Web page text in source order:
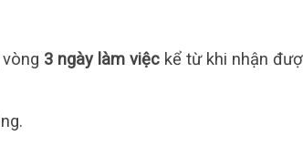
3 ngày làm việckể từ khi nhận